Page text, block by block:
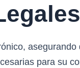
para su